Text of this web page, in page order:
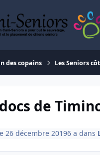
des copains Les Seniors
de
26 décembre 20196 a dans